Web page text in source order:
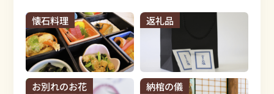
懐石料理 返礼品
お別れのお花 納棺の儀